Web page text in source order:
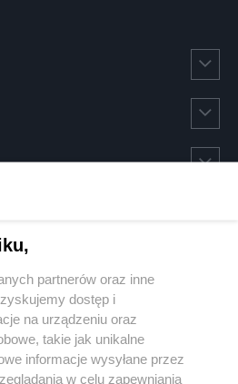
partnerów oraz inne
dostęp i
na urządzeniu oraz
takie jak unikalne
informacje wysyłane przez
w celu zapewniania